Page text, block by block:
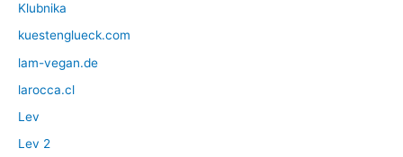
Klubnika
kuestenglueck.com
lam-vegan.de
larocca.cl
Lev
Lev 2